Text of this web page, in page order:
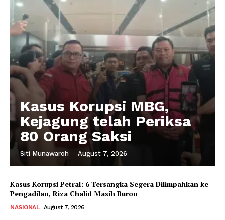
Kasus Korupsi MBG,
Kejagung telah Periksa
80 Orang Saksi
Siti Munawaroh - August 7, 2026
Kasus Korupsi Petral: 6 Tersangka Segera Dilimpahkan ke
Pengadilan, Riza Chalid Masih Buron
NASIONAL August 7, 2026